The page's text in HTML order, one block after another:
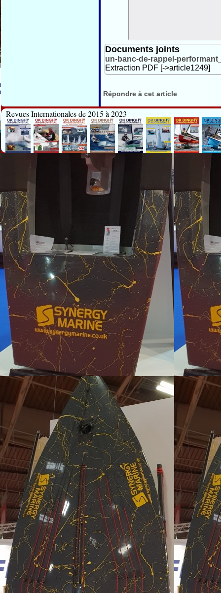
Documents joints
un-banc-de-rappel-
Extraction PDF [->article1249]
Répondre à cet article
Revues Internationales de 2015 à 2023